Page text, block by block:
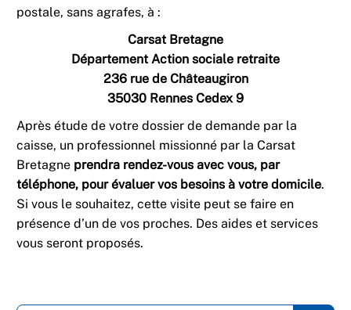
postale, sans agrafes, à :
Carsat Bretagne
Département Action sociale retraite
236 rue de Châteaugiron
35030 Rennes Cedex 9
Après étude de votre dossier de demande par la
caisse, un professionnel missionné par la Carsat
Bretagne prendra rendez-vous avec vous, par
téléphone, pour évaluer vos besoins à votre domicile.
Si vous le souhaitez, cette visite peut se faire en
présence d’un de vos proches. Des aides et services
vous seront proposés.